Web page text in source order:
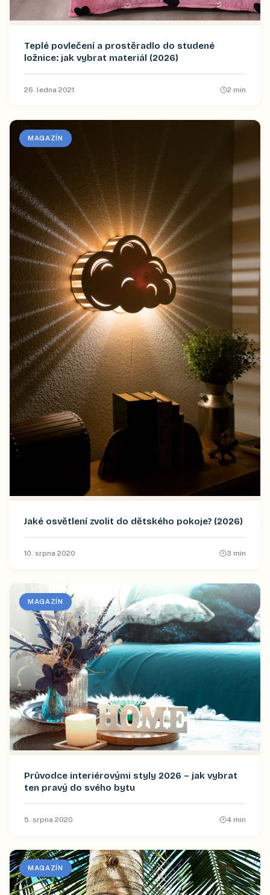
Teplé povlečení a prostěradlo do studené
ložnice: jak vybrat materiál (2026)
26. ledna 2021 2 min
MAGAZÍN
Jaké osvětlení zvolit do dětského pokoje? (2026)
10. srpna 2020 3 min
MAGAZÍN
Průvodce interiérovými styly 2026 – jak vybrat
ten pravý do svého bytu
5. srpna 2020 4 min
MAGAZÍN